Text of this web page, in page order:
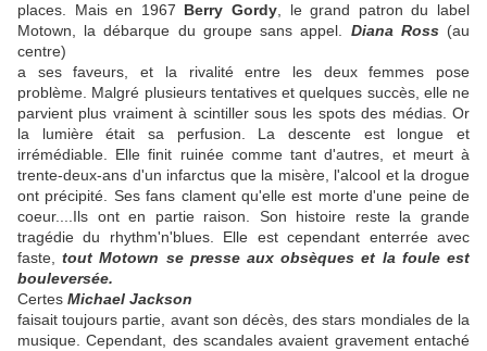
places. Mais en 1967 Berry Gordy , le grand patron du label
Motown, la débarque du groupe sans appel. Diana Ross(au
centre)
a ses faveurs, et la rivalité entre les deux femmes pose
problème. Malgré plusieurs tentatives et quelques succès, elle ne
parvient plus vraiment à scintiller sous les spots des médias. Or
la lumière était sa perfusion. La descente est longue et
irrémédiable. Elle finit ruinée comme tant d'autres, et meurt à
trente-deux-ans d'un infarctus que la misère, l'alcool et la drogue
ont précipité. Ses fans clament qu'elle est morte d'une peine de
coeur....Ils ont en partie raison. Son histoire reste la grande
tragédie du rhythm'n'blues. Elle est cependant enterrée avec
faste,tout Motown se presse aux obsèques et la foule est
bouleversée.
Certes Michael Jackson
faisait toujours partie, avant son décès, des stars mondiales de la
musique. Cependant, des scandales avaient gravement entaché